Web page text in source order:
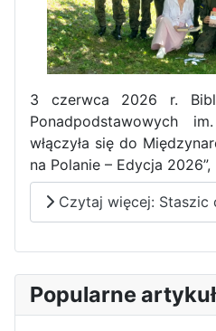
3 czerwca 2026 r.
Ponadpodstawowych
włączyła się do
na Polanie – Edycja 2026”,
Czytaj więcej: Staszic
Popularne